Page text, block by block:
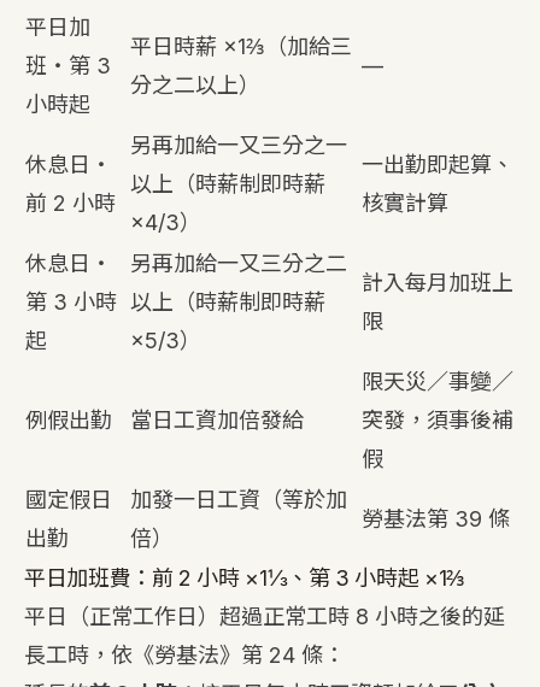
平日加
班・第 3
小時起
平日時薪 ×1⅔（加給三
分之二以上）
—
休息日・
前 2 小時
另再加給一又三分之一
以上（時薪制即時薪
×4/3）
一出勤即起算、
核實計算
休息日・
第 3 小時
起
另再加給一又三分之二
以上（時薪制即時薪
×5/3）
計入每月加班上
限
例假出勤 當日工資加倍發給
限天災／事變／
突發，須事後補
假
國定假日
出勤
加發一日工資（等於加
倍）
勞基法第 39 條
平日加班費：前 2 小時 ×1⅓、第 3 小時起 ×1⅔
平日（正常工作日）超過正常工時 8 小時之後的延
長工時，依《勞基法》第 24 條：